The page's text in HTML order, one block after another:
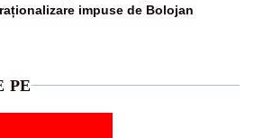
impuse de Bolojan
PE